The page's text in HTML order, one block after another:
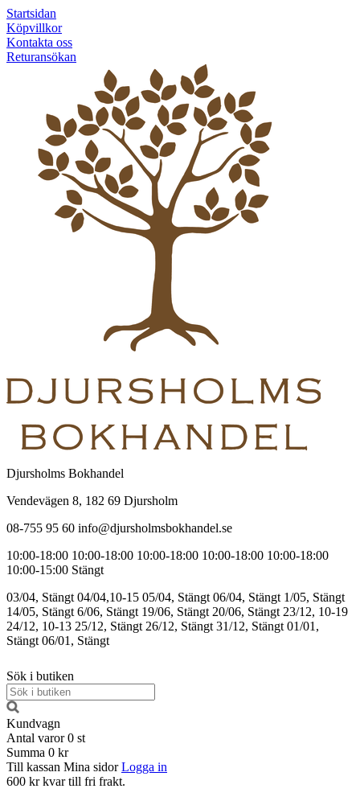
Startsidan
Köpvillkor
Kontakta oss
Returansökan
Djursholms Bokhandel
Vendevägen 8, 182 69 Djursholm
08-755 95 60 info@djursholmsbokhandel.se
10:00-18:00 10:00-18:00 10:00-18:00 10:00-18:00 10:00-18:00
10:00-15:00 Stängt
03/04, Stängt 04/04,10-15 05/04, Stängt 06/04, Stängt 1/05, Stängt
14/05, Stängt 6/06, Stängt 19/06, Stängt 20/06, Stängt 23/12, 10-19
24/12, 10-13 25/12, Stängt 26/12, Stängt 31/12, Stängt 01/01,
Stängt 06/01, Stängt
Sök i butiken
Kundvagn
Antal varor 0 st
Summa 0 kr
Till kassan Mina sidor Logga in
600 kr kvar till fri frakt.